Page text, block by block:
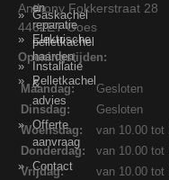
en
reparatie
pelletkachel
Installatie
&
advies
Offerte
aanvraag
Contact
Gaskachel
Elektrische
haarden
Pelletkachel
Anthony Fokkerstraat 28
4462ET Goes
Openingstijden:
Maandag:
Gesloten
Dinsdag:
Gesloten
Woensdag:
van 10.00 tot
Donderdag:
van 10.00 tot
Vrijdag:
van 10.00 tot